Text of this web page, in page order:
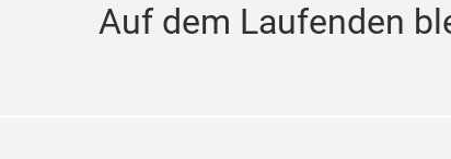
Auf dem Laufenden